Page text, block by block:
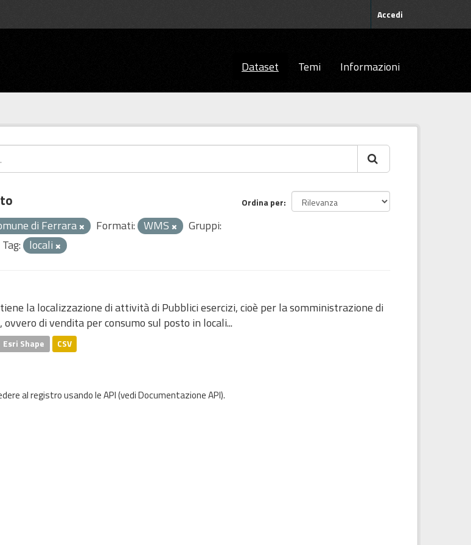
Accedi
Dataset Temi Informazioni
Ordina per
di Ferrara Formati: WMS
Gruppi:
Tag: locali
la localizzazione di attività di Pubblici esercizi, cioè per la somministrazione di
di vendita per consumo sul posto in locali...
Esri Shape CSV
al registro usando leAPI(vediDocumentazione API).